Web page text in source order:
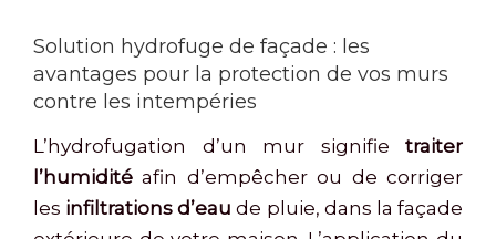
Solution hydrofuge de façade : les
avantages pour la protection de vos murs
contre les intempéries
L’hydrofugation d’un mur signifie traiter
l’humidité afin d’empêcher ou de corriger
les infiltrations d’eau de pluie, dans la façade